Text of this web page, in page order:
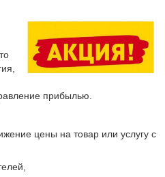
прибылью.
цены на товар или услугу с